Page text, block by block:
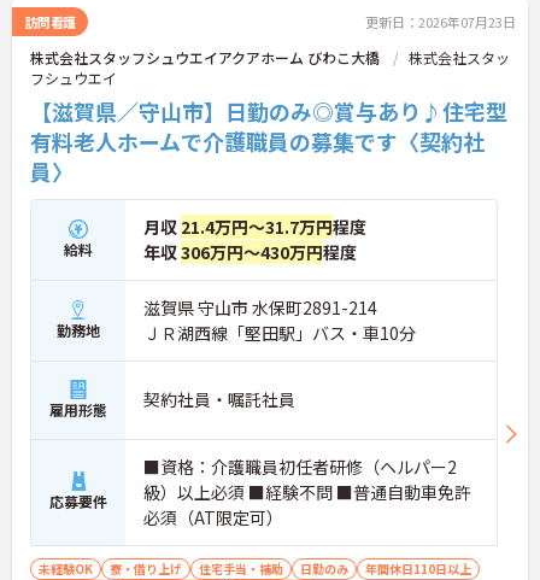
ます。
訪問看護 更新日：2026年07月23日
株式会社スタッフシュウエイアクアホーム びわこ大橋
株式会社スタッ
フシュウエイ
【滋賀県／守山市】日勤のみ◎賞与あり♪住宅型
有料老人ホームで介護職員の募集です〈契約社
員〉
給料
月収 21.4万円～31.7万円程度
年収306万円～430万円程度
勤務地
滋賀県 守山市 水保町2891-214
ＪＲ湖西線「堅田駅」バス・車10分
雇用形態 契約社員・嘱託社員
応募要件
■資格：介護職員初任者研修（ヘルパー2
級）以上必須 ■経験不問 ■普通自動車免許
必須（AT限定可）
未経験OK 寮・借り上げ 住宅手当・補助 日勤のみ
年間休日110日以上